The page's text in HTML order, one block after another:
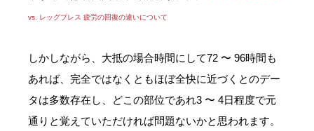
vs. レッグプレス 疲労の回復の違いについて
しかしながら、大抵の場合時間にして72 〜 96時間も
あれば、完全ではなくともほぼ全快に近づくとのデー
タは多数存在し、どこの部位であれ3 〜 4日程度で元
通りと覚えていただければ問題ないかと思われます。